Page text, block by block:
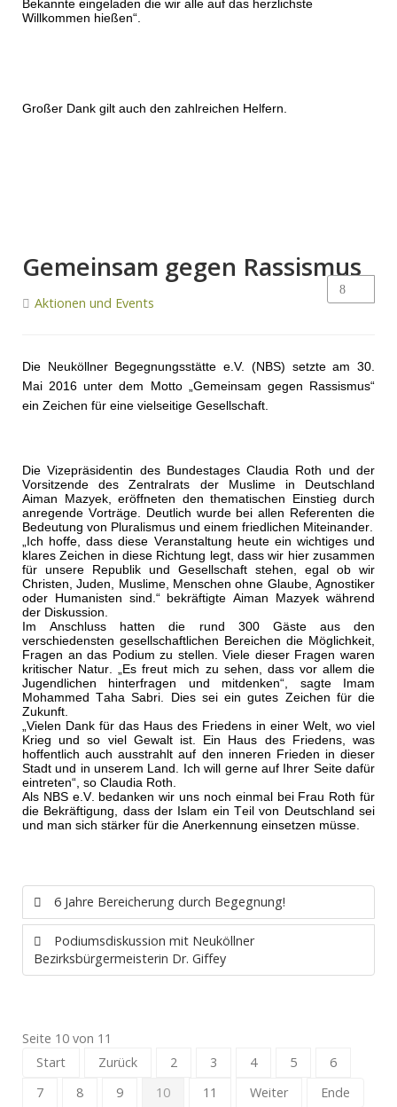
Bekannte eingeladen die wir alle auf das herzlichste
Willkommen hießen“.
Großer Dank gilt auch den zahlreichen Helfern.
Gemeinsam gegen Rassismus
Aktionen und Events
Die Neuköllner Begegnungsstätte e.V. (NBS) setzte am 30.
Mai 2016 unter dem Motto „Gemeinsam gegen Rassismus“
ein Zeichen für eine vielseitige Gesellschaft.
Die Vizepräsidentin des Bundestages Claudia Roth und der
Vorsitzende des Zentralrats der Muslime in Deutschland
Aiman Mazyek, eröffneten den thematischen Einstieg durch
anregende Vorträge. Deutlich wurde bei allen Referenten die
Bedeutung von Pluralismus und einem friedlichen Miteinander.
„Ich hoffe, dass diese Veranstaltung heute ein wichtiges und
klares Zeichen in diese Richtung legt, dass wir hier zusammen
für unsere Republik und Gesellschaft stehen, egal ob wir
Christen, Juden, Muslime, Menschen ohne Glaube, Agnostiker
oder Humanisten sind.“ bekräftigte Aiman Mazyek während
der Diskussion.
Im Anschluss hatten die rund 300 Gäste aus den
verschiedensten gesellschaftlichen Bereichen die Möglichkeit,
Fragen an das Podium zu stellen. Viele dieser Fragen waren
kritischer Natur. „Es freut mich zu sehen, dass vor allem die
Jugendlichen hinterfragen und mitdenken“, sagte Imam
Mohammed Taha Sabri. Dies sei ein gutes Zeichen für die
Zukunft.
„Vielen Dank für das Haus des Friedens in einer Welt, wo viel
Krieg und so viel Gewalt ist. Ein Haus des Friedens, was
hoffentlich auch ausstrahlt auf den inneren Frieden in dieser
Stadt und in unserem Land. Ich will gerne auf Ihrer Seite dafür
eintreten“, so Claudia Roth.
Als NBS e.V. bedanken wir uns noch einmal bei Frau Roth für
die Bekräftigung, dass der Islam ein Teil von Deutschland sei
und man sich stärker für die Anerkennung einsetzen müsse.
6 Jahre Bereicherung durch Begegnung!
Podiumsdiskussion mit Neuköllner
Bezirksbürgermeisterin Dr. Giffey
Seite 10 von 11
Start
Zurück 2 3 4 5
6
7
8 9 10 11 Weiter Ende